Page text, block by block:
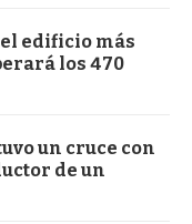
edificio más
los 470
un cruce con
de un